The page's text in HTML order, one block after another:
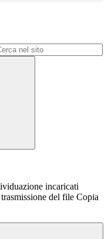
incaricati
del file Copia